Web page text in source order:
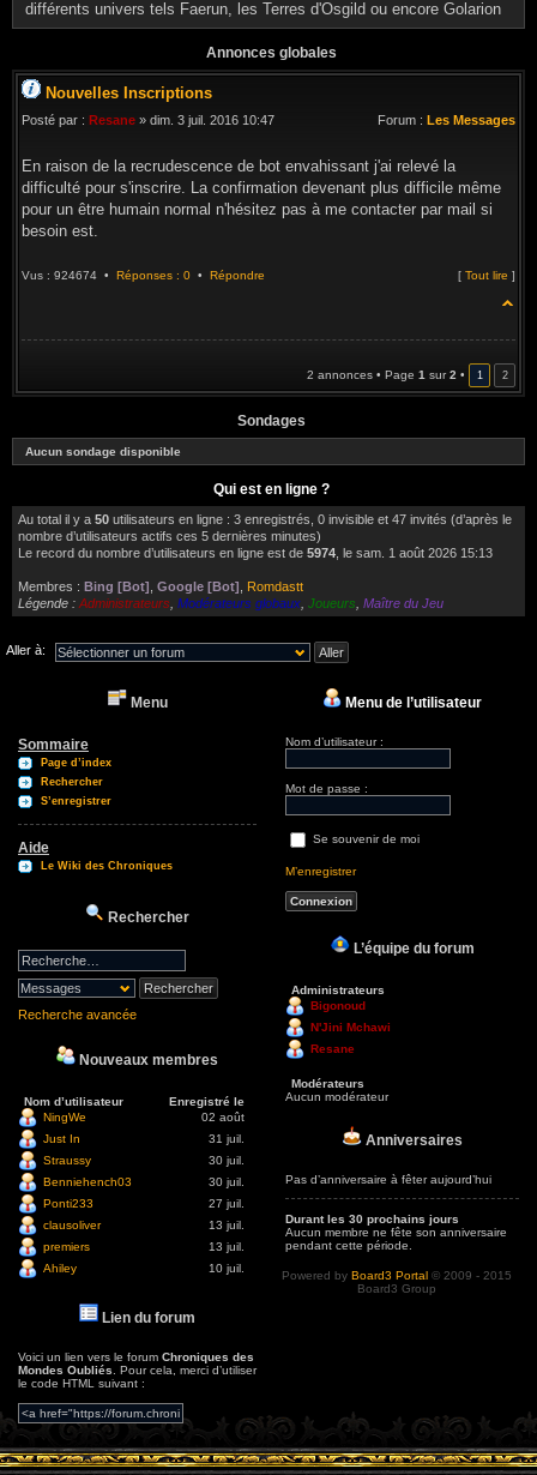
différents univers tels Faerun, les Terres d'Osgild ou encore Golarion
Annonces globales
Nouvelles Inscriptions
Posté par : Resane » dim. 3 juil. 2016 10:47 Forum : Les Messages
En raison de la recrudescence de bot envahissant j'ai relevé la
difficulté pour s'inscrire. La confirmation devenant plus difficile même
pour un être humain normal n'hésitez pas à me contacter par mail si
besoin est.
Vus : 924674 • Réponses : 0 • Répondre [ Tout lire ]
2 annonces • Page 1 sur2 • 1 2
Sondages
Aucun sondage disponible
Qui est en ligne ?
Au total il y a 50 utilisateurs en ligne : 3 enregistrés, 0 invisible et 47 invités (d’après le
nombre d’utilisateurs actifs ces 5 dernières minutes)
Le record du nombre d’utilisateurs en ligne est de 5974 , le sam. 1 août 2026 15:13
Membres : Bing [Bot] Google [Bot]
Romdastt
Légende : Administrateurs Modérateurs globaux Joueurs Maître du Jeu
Aller à:
Menu
Sommaire
Page d’index
Rechercher
S’enregistrer
Aide
Le Wiki des Chroniques
Rechercher
Recherche avancée
Nouveaux membres
Nom d’utilisateur
Enregistré le
NingWe
02 août
Just In
31 juil.
Straussy
30 juil.
Benniehench03
30 juil.
Ponti233
27 juil.
clausoliver
13 juil.
premiers
13 juil.
Ahiley
10 juil.
Lien du forum
Voici un lien vers le forum Chroniques des
Mondes Oubliés . Pour cela, merci d’utiliser
le code HTML suivant :
Menu de l’utilisateur
Nom d’utilisateur :
Mot de passe :
Se souvenir de moi
M’enregistrer
L’équipe du forum
Administrateurs
Bigonoud
N'Jini Mchawi
Resane
Modérateurs
Aucun modérateur
Anniversaires
Pas d’anniversaire à fêter aujourd’hui
Durant les 30 prochains jours
Aucun membre ne fête son anniversaire
pendant cette période.
Powered by Board3 Portal © 2009 - 2015
Board3 Group